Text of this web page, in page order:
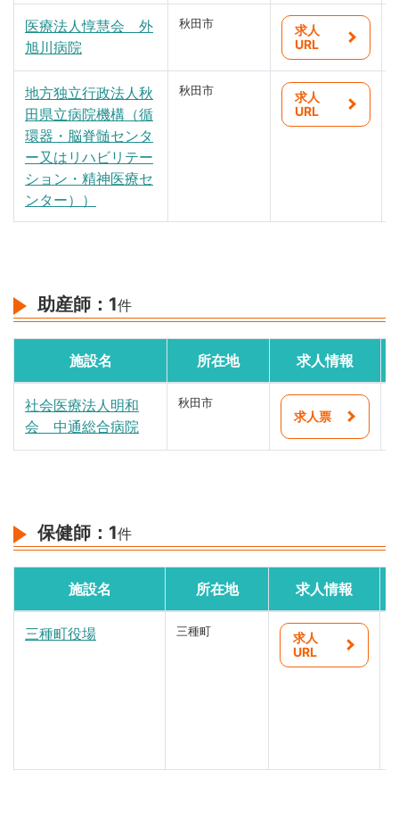
八郎潟町
井川町
大潟村
美郷町
羽後町
東成瀬村
全県域
医療法人惇慧会 外
旭川病院
秋田市
求人
URL
地方独立行政法人秋
田県立病院機構（循
環器・脳脊髄センタ
ー又はリハビリテー
ション・精神医療セ
ンター））
秋田市
求人
URL
助産師： 1件
施設名 所在地 求人情報
社会医療法人明和
会 中通総合病院
秋田市
求人票
保健師： 1件
施設名 所在地 求人情報
三種町役場 三種町
求人
URL